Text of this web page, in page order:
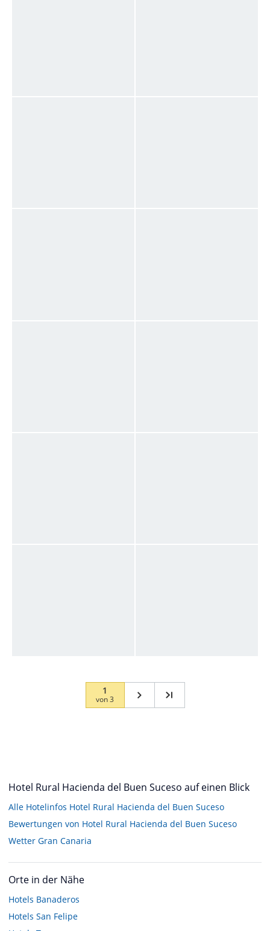
1
von3
Hotel Rural Hacienda del Buen Suceso auf einen Blick
Alle Hotelinfos Hotel Rural Hacienda del Buen Suceso
Bewertungen von Hotel Rural Hacienda del Buen Suceso
Wetter Gran Canaria
Orte in der Nähe
Hotels Banaderos
Hotels San Felipe